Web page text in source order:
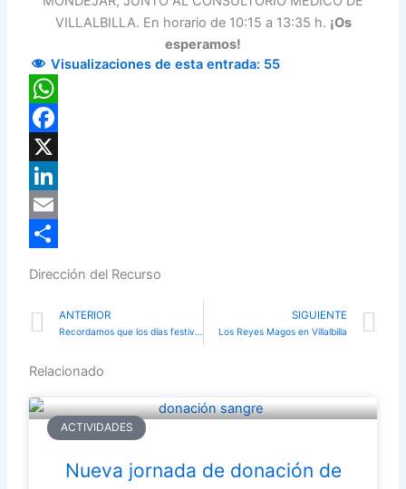
VILLALBILLA. En horario de 10:15 a 13:35 h. ¡Os
esperamos!
Visualizaciones de esta entrada: 55
WhatsApp
Facebook
X
LinkedIn
Email
Dirección del Recurso
Prev
ANTERIOR
Recordamos que los días festivos, NO HAY SERVICIO DE RECOGIDA DE PODAS (7 y 8 de diciembre)
SIGUIENTE
Los Reyes Magos en Villalbilla
Relacionado
ACTIVIDADES
Nueva jornada de donación de